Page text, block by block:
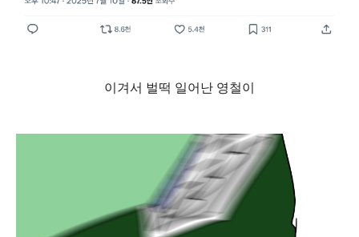
이겨서 벌떡 일어난 영철이